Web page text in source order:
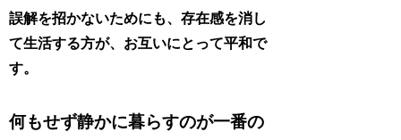
誤解を招かないためにも、存在感を消し
て生活する方が、お互いにとって平和で
す。
何もせず静かに暮らすのが一番の